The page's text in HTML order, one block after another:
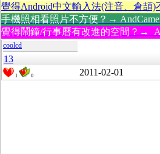
覺得Android中文輸入法(注音、倉頡
手機照相看照片不方便？→
覺得鬧鐘/行事曆有改進的空間？→
coolcd
13
1 0 2011-02-01